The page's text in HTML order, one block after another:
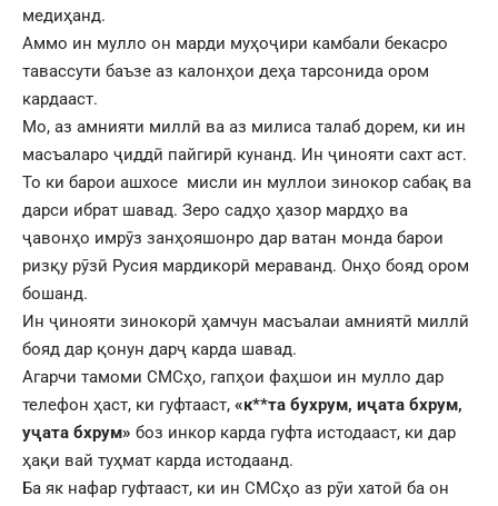
медиҳанд.
Аммо ин мулло он марди муҳоҷири камбали бекасро
тавассути баъзе аз калонҳои деҳа тарсонида ором
кардааст.
Мо, аз амнияти миллӣ ва аз милиса талаб дорем, ки ин
масъаларо ҷиддӣ пайгирӣ кунанд. Ин ҷинояти сахт аст.
То ки барои ашхосе мисли ин муллои зинокор сабақ ва
дарси ибрат шавад. Зеро садҳо ҳазор мардҳо ва
ҷавонҳо имрӯз занҳояшонро дар ватан монда барои
ризқу рӯзӣ Русия мардикорӣ мераванд. Онҳо бояд ором
бошанд.
Ин ҷинояти зинокорӣ ҳамчун масъалаи амниятӣ миллӣ
бояд дар қонун дарҷ карда шавад.
Агарчи тамоми СМСҳо, гапҳои фаҳшои ин мулло дар
телефон ҳаст, ки гуфтааст, «к**та бухрум, иҷата бхрум,
уҷата бхрум» боз инкор карда гуфта истодааст, ки дар
ҳақи вай туҳмат карда истодаанд.
Ба як нафар гуфтааст, ки ин СМСҳо аз рӯи хатоӣ ба он